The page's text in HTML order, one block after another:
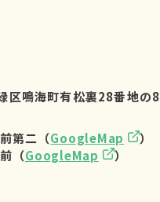
区鳴海町有松裏28番地の8
第二（GoogleMap
）
（GoogleMap
）